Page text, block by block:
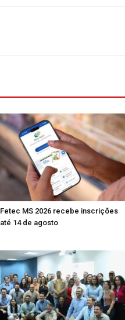
Fetec MS 2026 recebe inscrições
até 14 de agosto